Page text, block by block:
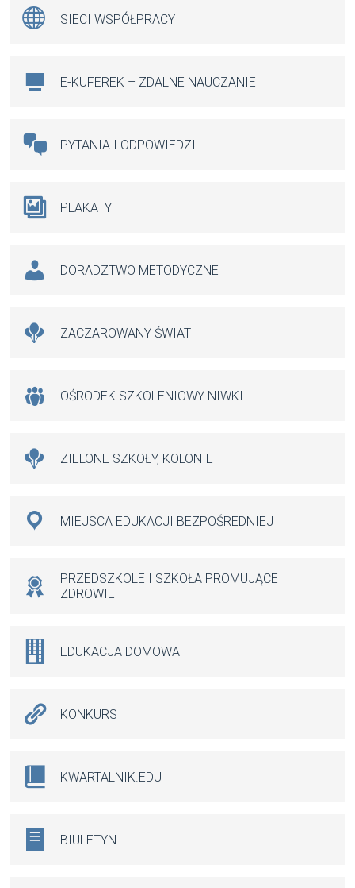
SIECI WSPÓŁPRACY
E-KUFEREK – ZDALNE NAUCZANIE
PYTANIA I ODPOWIEDZI
PLAKATY
DORADZTWO METODYCZNE
ZACZAROWANY ŚWIAT
OŚRODEK SZKOLENIOWY NIWKI
ZIELONE SZKOŁY, KOLONIE
MIEJSCA EDUKACJI BEZPOŚREDNIEJ
PRZEDSZKOLE I SZKOŁA PROMUJĄCE
ZDROWIE
EDUKACJA DOMOWA
KONKURS
KWARTALNIK.EDU
BIULETYN